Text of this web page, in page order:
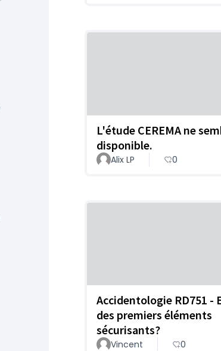
L'étude CEREMA ne
disponible.
Alix LP 0
Accidentologie RD751 -
des premiers éléments
sécurisants?
Vincent 0